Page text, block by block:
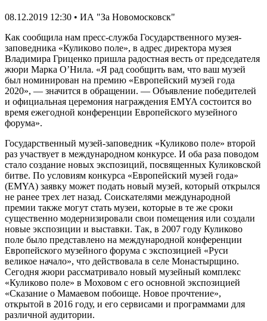
08.12.2019 12:30 • ИА "За Новомосковск"
Как сообщила нам пресс-служба Государственного музея-
заповедника «Куликово поле», в адрес директора музея
Владимира Гриценко пришла радостная весть от председателя
жюри Марка О’Нила. «Я рад сообщить вам, что ваш музей
был номинирован на премию «Европейский музей года
2020», — значится в обращении. — Объявление победителей
и официальная церемония награждения EMYA состоится во
время ежегодной конференции Европейского музейного
форума».
Государственный музей-заповедник «Куликово поле» второй
раз участвует в международном конкурсе. И оба раза поводом
стало создание новых экспозиций, посвященных Куликовской
битве. По условиям конкурса «Европейский музей года»
(EMYA) заявку может подать новый музей, который открылся
не ранее трех лет назад. Соискателями международной
премии также могут стать музеи, которые в те же сроки
существенно модернизировали свои помещения или создали
новые экспозиции и выставки. Так, в 2007 году Куликово
поле было представлено на международной конференции
Европейского музейного форума с экспозицией «Руси
великое начало», что действовала в селе Монастырщино.
Сегодня жюри рассматривало новый музейный комплекс
«Куликово поле» в Моховом с его основной экспозицией
«Сказание о Мамаевом побоище. Новое прочтение»,
открытой в 2016 году, и его сервисами и программами для
различной аудитории.